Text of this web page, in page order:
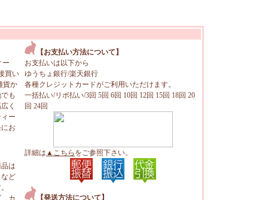
ー
買い
貨か
も
く
ー
お
は
ど
カ
【お支払い方法について】
お支払いは以下から
ゆうちょ銀行/楽天銀行
各種クレジットカードがご利用いただけます。
一括払い/リボ払い/3回 5回 6回 10回 12回 15回 18回 20
回 24回
詳細は ▲こちら をご参照下さい。
【発送方法について】